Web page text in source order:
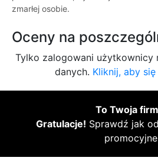
zmarłej osobie.
Oceny na
Tylko zalogowani użytkownicy
danych. Kliknij, aby
To Twoja
Gratulacje! Sprawdź jak